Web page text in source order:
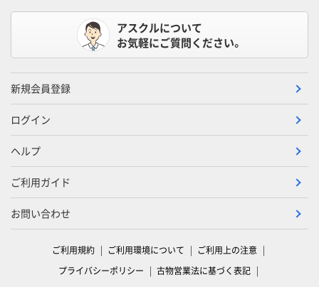
アスクルについて
お気軽にご質問ください。
新規会員登録
ログイン
ヘルプ
ご利用ガイド
お問い合わせ
ご利用規約 ご利用環境について
ご利用上の注意
プライバシーポリシー
古物営業法に基づく表記